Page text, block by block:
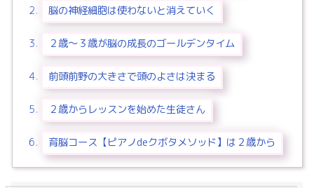
脳の神経細胞は使わないと消えていく
２歳～３歳が脳の成長のゴールデンタイム
前頭前野の大きさで頭のよさは決まる
２歳からレッスンを始めた生徒さん
育脳コース【ピアノdeクボタメソッド】は２歳から